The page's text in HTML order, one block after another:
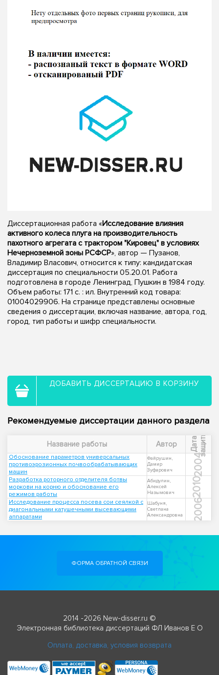
Диссертационная работа «Исследование влияния
активного колеса плуга на производительность
пахотного агрегата с трактором "Кировец" в условиях
Нечерноземной зоны РСФСР», автор — Пузанов,
Владимир Власович, относится к типу: кандидатская
диссертация по специальности 05.20.01. Работа
подготовлена в городе Ленинград, Пушкин в 1984 году.
Объем работы: 171 c. : ил. Внутренний код товара:
01004029906. На странице представлены основные
сведения о диссертации, включая название, автора, год,
город, тип работы и шифр специальности.
ДОБАВИТЬ ДИССЕРТАЦИЮ В КОРЗИНУ
Рекомендуемые диссертации данного раздела
Название работы Автор Д
а
т
а
з
а
щ
и
т ы
Обоснование параметров универсальных
противоэрозионных почвообрабатывающих
машин
Файрушин,
Дамир
Зуфарович
2004
Разработка роторного отделителя ботвы
моркови на корню и обоснование его
режимов работы
Абидулин,
Алексей
Назымович
2010
Исследование процесса посева сои сеялкой с
диагональными катушечными высевающими
аппаратами
Шабуня,
Светлана
Александровна
2006
ФОРМА ОБРАТНОЙ СВЯЗИ
2014 -2026 New-disser.ru ©
Электронная библиотека диссертаций ФЛ Иванов Е О
Оплата, доставка, условия возврата